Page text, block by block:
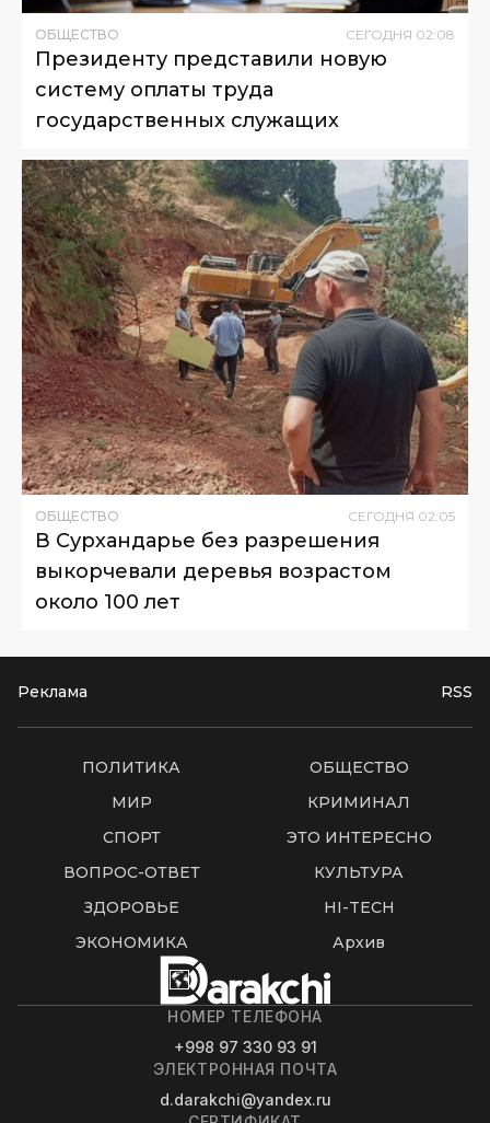
ОБЩЕСТВО СЕГОДНЯ 02:08
Президенту представили новую
систему оплаты труда
государственных служащих
ОБЩЕСТВО СЕГОДНЯ 02:05
В Сурхандарье без разрешения
выкорчевали деревья возрастом
около 100 лет
Реклама RSS
ПОЛИТИКА
ОБЩЕСТВО
МИР
КРИМИНАЛ
СПОРТ
ЭТО ИНТЕРЕСНО
ВОПРОС-ОТВЕТ
КУЛЬТУРА
ЗДОРОВЬЕ
HI-TECH
ЭКОНОМИКА
Архив
НОМЕР ТЕЛЕФОНА
+998 97 330 93 91
ЭЛЕКТРОННАЯ ПОЧТА
d.darakchi@yandex.ru